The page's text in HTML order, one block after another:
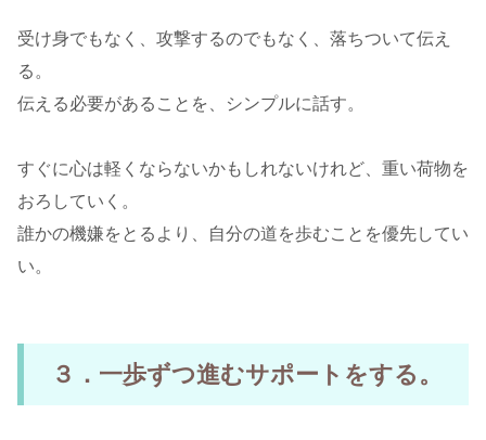
受け身でもなく、攻撃するのでもなく、落ちついて伝え
る。
伝える必要があることを、シンプルに話す。
すぐに心は軽くならないかもしれないけれど、重い荷物を
おろしていく。
誰かの機嫌をとるより、自分の道を歩むことを優先してい
い。
３．一歩ずつ進むサポートをする。